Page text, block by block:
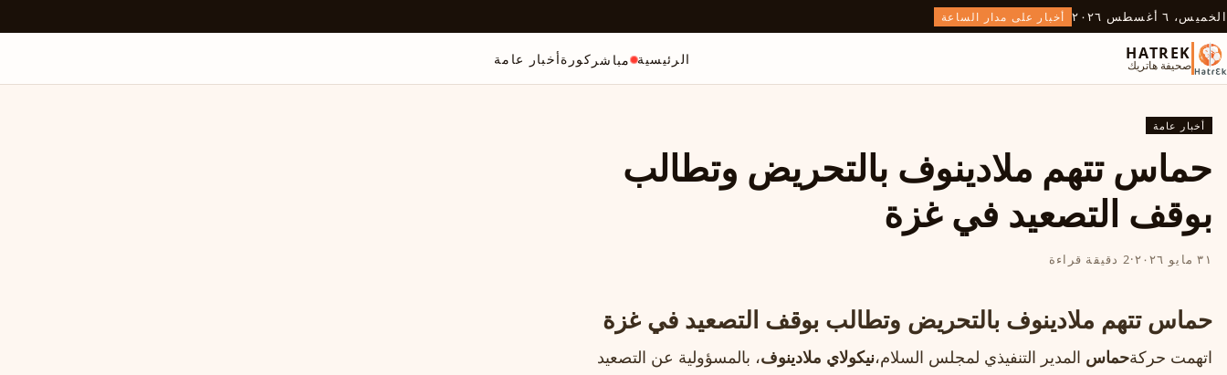
الخميس، ٦ أغسطس ٢٠٢٦ أخبار على مدار الساعة
HATREK
صحيفة هاتريك الرئيسية مباشر كورةأخبار عامة
أخبار عامة
حماس تتهم ملادينوف بالتحريض وتطالب
بوقف التصعيد في غزة
٣١ مايو ٢٠٢٦ ·2 دقيقة قراءة
حماس تتهم ملادينوف بالتحريض وتطالب بوقف التصعيد في غزة
اتهمت حركةحماس المدير التنفيذي لمجلس السلام،نيكولاي ملادينوف، بالمسؤولية عن التصعيد